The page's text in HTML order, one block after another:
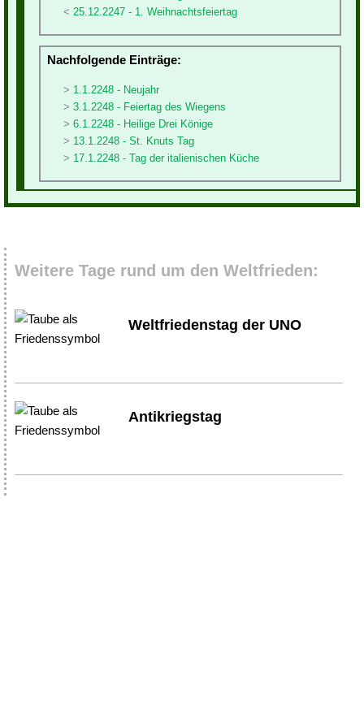
25.12.2247 - 1. Weihnachtsfeiertag
Nachfolgende Einträge:
1.1.2248 - Neujahr
3.1.2248 - Feiertag des Wiegens
6.1.2248 - Heilige Drei Könige
13.1.2248 - St. Knuts Tag
17.1.2248 - Tag der italienischen Küche
Weitere Tage rund um den Weltfrieden:
Weltfriedenstag der UNO
Antikriegstag